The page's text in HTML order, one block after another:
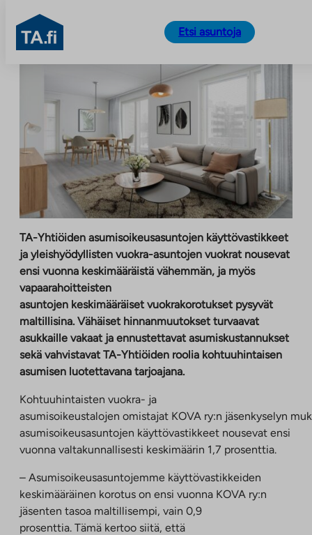
TA.fi
Etsi asuntoja
TA-Yhtiöiden asumisoikeusasuntojen käyttövastikkeet
ja yleishyödyllisten vuokra-asuntojen vuokrat nousevat
ensi vuonna keskimääräistä vähemmän, ja myös
vapaarahoitteisten
asuntojen keskimääräiset vuokrakorotukset pysyvät
maltillisina. Vähäiset hinnanmuutokset turvaavat
asukkaille vakaat ja ennustettavat asumiskustannukset
sekä vahvistavat TA-Yhtiöiden roolia kohtuuhintaisen
asumisen luotettavana tarjoajana.
Kohtuuhintaisten vuokra- ja
asumisoikeustalojen omistajat KOVA ry:n jäsenkyselyn
asumisoikeusasuntojen käyttövastikkeet nousevat ensi
vuonna valtakunnallisesti keskimäärin 1,7 prosenttia.
– Asumisoikeusasuntojemme käyttövastikkeiden
keskimääräinen korotus on ensi vuonna KOVA ry:n
jäsenten tasoa maltillisempi, vain 0,9
prosenttia. Tämä kertoo siitä, että